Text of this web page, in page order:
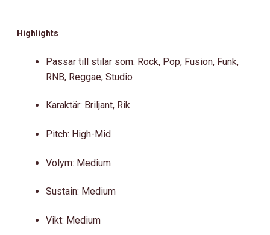
Highlights
Passar till stilar som: Rock, Pop, Fusion, Funk,
RNB, Reggae, Studio
Karaktär: Briljant, Rik
Pitch: High-Mid
Volym: Medium
Sustain: Medium
Vikt: Medium